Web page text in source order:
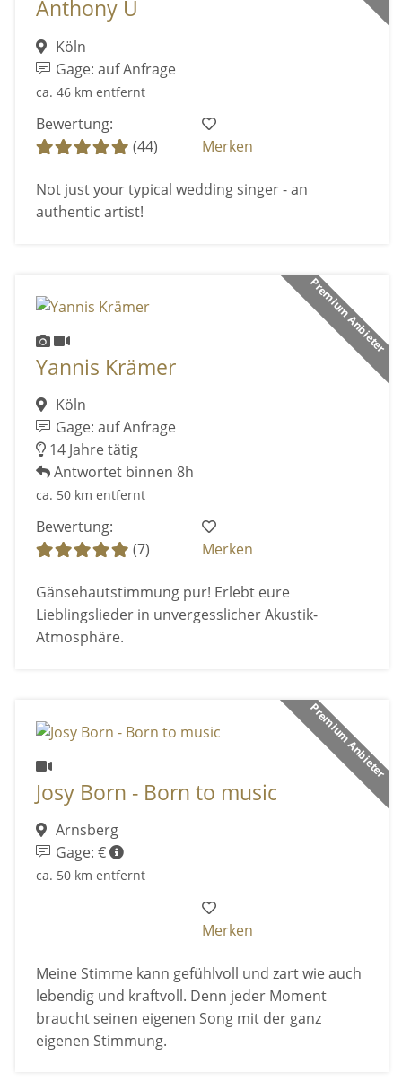
Anthony U
Köln
Gage: auf Anfrage
ca. 46 km entfernt
Bewertung:
(44)
Merken
Not just your typical wedding singer - an
authentic artist!
Premium Anbieter
Yannis Krämer
Köln
Gage: auf Anfrage
14 Jahre tätig
Antwortet binnen 8h
ca. 50 km entfernt
Bewertung:
(7)
Merken
Gänsehautstimmung pur! Erlebt eure
Lieblingslieder in unvergesslicher Akustik-
Atmosphäre.
Premium Anbieter
Josy Born - Born to music
Arnsberg
Gage: €
ca. 50 km entfernt
Merken
Meine Stimme kann gefühlvoll und zart wie auch
lebendig und kraftvoll. Denn jeder Moment
braucht seinen eigenen Song mit der ganz
eigenen Stimmung.